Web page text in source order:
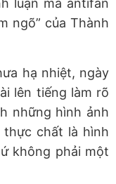
luận mà antifan
ngõ” của Thành
hạ nhiệt, ngày
lên tiếng làm rõ
những hình ảnh
thực chất là hình
không phải một